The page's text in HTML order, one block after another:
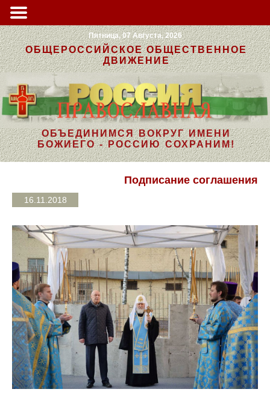
Пятница, 07 Августа, 2026
ОБЩЕРОССИЙСКОЕ ОБЩЕСТВЕННОЕ
ДВИЖЕНИЕ
ОБЪЕДИНИМСЯ ВОКРУГ ИМЕНИ
БОЖИЕГО - РОССИЮ СОХРАНИМ!
Подписание соглашения
16.11.2018